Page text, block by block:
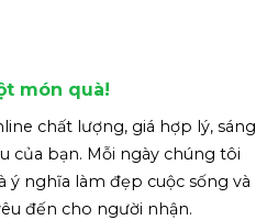
món quà!
chất lượng, giá hợp lý, sáng
của bạn. Mỗi ngày chúng tôi
nghĩa làm đẹp cuộc sống và
đến cho người nhận.